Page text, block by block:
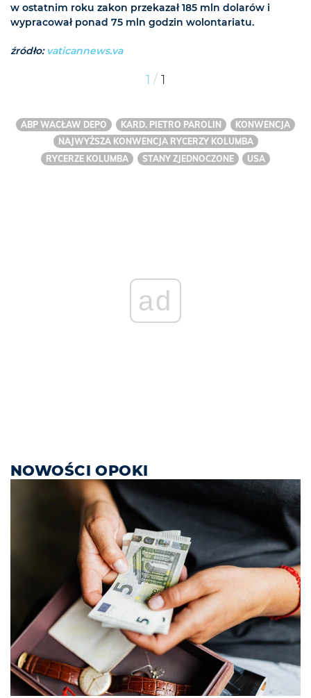
w ostatnim roku zakon przekazał 185 mln dolarów i
wypracował ponad 75 mln godzin wolontariatu.
źródło: vaticannews.va
1 / 1
ABP WACŁAW DEPO KARD. PIETRO PAROLIN
KONWENCJA
NAJWYŻSZA KONWENCJA RYCERZY KOLUMBA
RYCERZE KOLUMBA
STANY ZJEDNOCZONE USA
ad
NOWOŚCI OPOKI